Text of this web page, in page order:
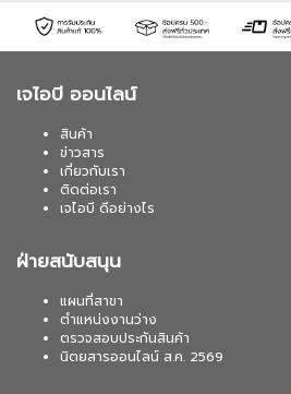
เจไอบี ออนไลน์
สินค้า
ข่าวสาร
เกี่ยวกับเรา
ติดต่อเรา
เจไอบี ดีอย่างไร
ฝ่ายสนับสนุน
แผนที่สาขา
ตำแหน่งงานว่าง
ตรวจสอบประกันสินค้า
นิตยสารออนไลน์ ส.ค. 2569